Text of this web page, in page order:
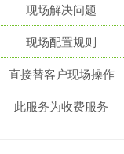
现场解决问题
现场配置规则
直接替客户现场操作
此服务为收费服务